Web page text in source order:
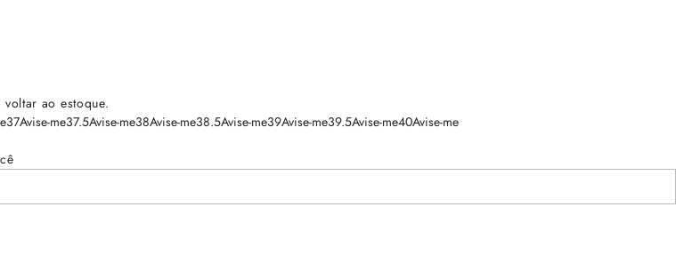
ao estoque.
37Avise-me37.5Avise-me38Avise-me38.5Avise-me39Avise-me39.5Avise-me40Avise-me